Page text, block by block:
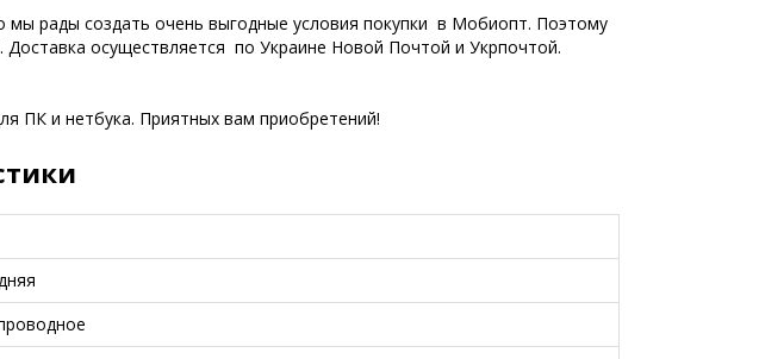
мы рады создать очень выгодные условия покупки в Мобиопт. Поэтому
осуществляется по Украине Новой Почтой и Укрпочтой.
ПК и нетбука. Приятных вам приобретений!